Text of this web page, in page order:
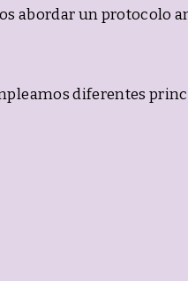
abordar un
diferentes